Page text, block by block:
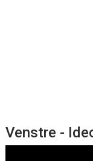
Venstre -